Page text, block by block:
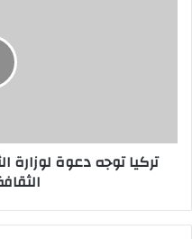
تركيا توجه دعوة